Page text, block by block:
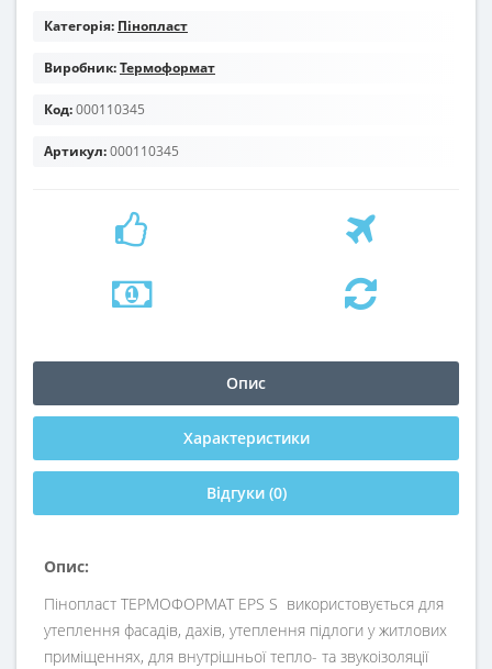
Категорія: Пінопласт
Виробник:Термоформат
Код:000110345
Артикул:000110345
Опис
Характеристики
Відгуки (0)
Опис:
Пінопласт ТЕРМОФОРМАТ EPS S використовується для
утеплення фасадів, дахів, утеплення підлоги у житлових
приміщеннях, для внутрішньої тепло- та звукоізоляції